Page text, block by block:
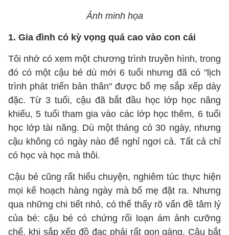
Ảnh minh họa
1. Gia đình có kỳ vọng quá cao vào con cái
Tôi nhớ có xem một chương trình truyền hình, trong
đó có một cậu bé dù mới 6 tuổi nhưng đã có "lịch
trình phát triển bản thân" được bố mẹ sắp xếp dày
đặc. Từ 3 tuổi, cậu đã bắt đầu học lớp học năng
khiếu, 5 tuổi tham gia vào các lớp học thêm, 6 tuổi
học lớp tài năng. Dù một tháng có 30 ngày, nhưng
cậu không có ngày nào để nghỉ ngơi cả. Tất cả chỉ
có học và học mà thôi.
Cậu bé cũng rất hiểu chuyện, nghiêm túc thực hiện
mọi kế hoạch hàng ngày mà bố mẹ đặt ra. Nhưng
qua những chi tiết nhỏ, có thể thấy rõ vấn đề tâm lý
của bé: cậu bé có chứng rối loạn ám ảnh cưỡng
chế, khi sắp xếp đồ đạc phải rất gọn gàng. Cậu bắt